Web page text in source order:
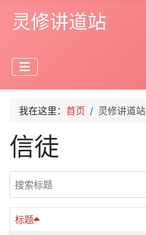
灵修讲道站
我在这里： 首页 灵修讲道站
信徒
搜索标题
标题